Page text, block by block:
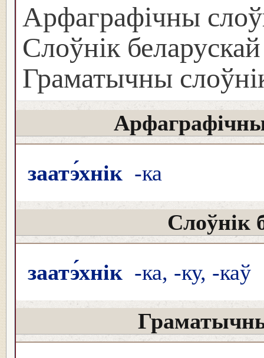
Арфаграфічны
Слоўнік
Граматычны
заатэ́хнік -ка
Слоўнік
заатэ́хнік -ка, -ку, -каў